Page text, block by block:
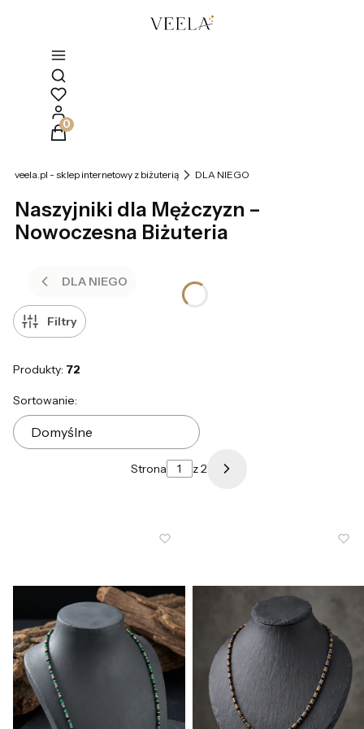
Otwórz wyszukiwarkę
Produkty w koszyku: 0. Zobacz szczegóły
veela.pl - sklep internetowy z biżuterią DLA NIEGO
Naszyjniki dla Mężczyzn –
Nowoczesna Biżuteria
DLA NIEGO
Filtry
Produkty: 72
Lista produktów
Sortowanie:
Domyślne
Strona z 2 Następne produkty